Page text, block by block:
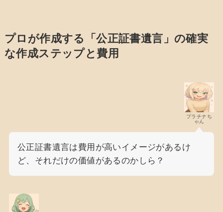
プロが作成する「公正証書遺言」の確実
な作成ステップと費用
プラチナち
ゃん
公正証書遺言は費用が高いイメージがあるけ
ど、それだけの価値があるのかしら？